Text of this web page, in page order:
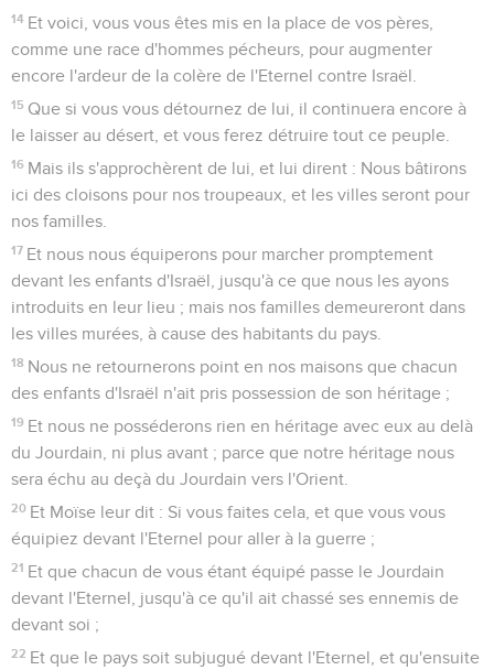
14 Et voici, vous vous êtes mis en la place de vos pères,
comme une race d'hommes pécheurs, pour augmenter
encore l'ardeur de la colère de l'Eternel contre Israël.
15 Que si vous vous détournez de lui, il continuera encore à
le laisser au désert, et vous ferez détruire tout ce peuple.
16 Mais ils s'approchèrent de lui, et lui dirent : Nous bâtirons
ici des cloisons pour nos troupeaux, et les villes seront pour
nos familles.
17 Et nous nous équiperons pour marcher promptement
devant les enfants d'Israël, jusqu'à ce que nous les ayons
introduits en leur lieu ; mais nos familles demeureront dans
les villes murées, à cause des habitants du pays.
18 Nous ne retournerons point en nos maisons que chacun
des enfants d'Israël n'ait pris possession de son héritage ;
19 Et nous ne posséderons rien en héritage avec eux au delà
du Jourdain, ni plus avant ; parce que notre héritage nous
sera échu au deçà du Jourdain vers l'Orient.
20 Et Moïse leur dit : Si vous faites cela, et que vous vous
équipiez devant l'Eternel pour aller à la guerre ;
21 Et que chacun de vous étant équipé passe le Jourdain
devant l'Eternel, jusqu'à ce qu'il ait chassé ses ennemis de
devant soi ;
22 Et que le pays soit subjugué devant l'Eternel, et qu'ensuite